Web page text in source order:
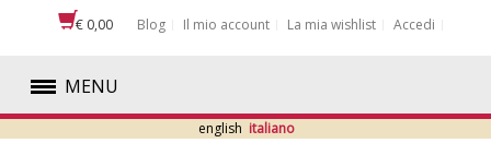
€ 0,00 Blog Il mio account La mia wishlist Accedi
MENU
ROSSI
english italiano